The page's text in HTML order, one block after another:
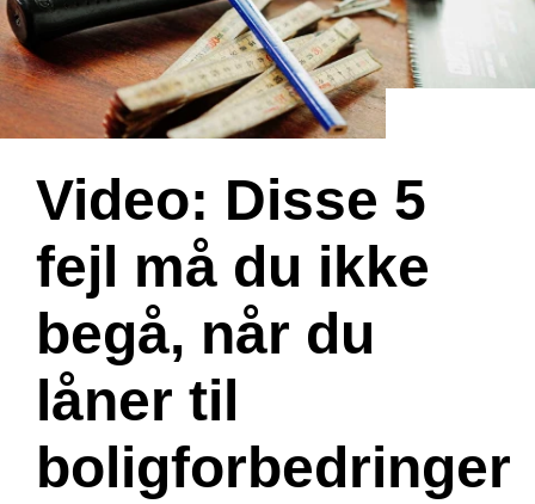
Video: Disse 5
fejl må du ikke
begå, når du
låner til
boligforbedringer